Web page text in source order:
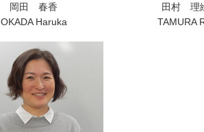
岡田 春香
OKADA Haruka
田村 理
TAMURA